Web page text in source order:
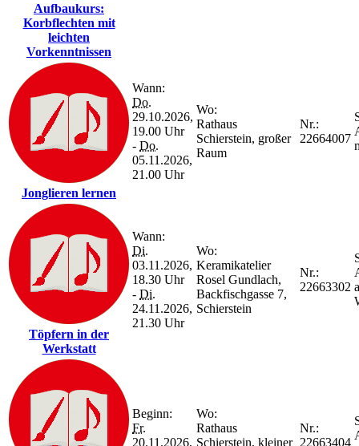
Aufbaukurs:
Korbflechten mit
leichten
Vorkenntnissen
Jonglieren lernen
Wann:
Do.
29.10.2026,
19.00 Uhr
- Do.
05.11.2026,
21.00 Uhr
Wo:
Rathaus
Schierstein, großer
Raum
Nr.:
22664007
Töpfern in der
Werkstatt
Wann:
Di.
03.11.2026,
18.30 Uhr
- Di.
24.11.2026,
21.30 Uhr
Wo:
Keramikatelier
Rosel Gundlach,
Backfischgasse 7,
Schierstein
Nr.:
22663302
Beginn:
Fr.
20.11.2026,
Wo:
Rathaus
Schierstein, kleiner
Nr.:
22663404